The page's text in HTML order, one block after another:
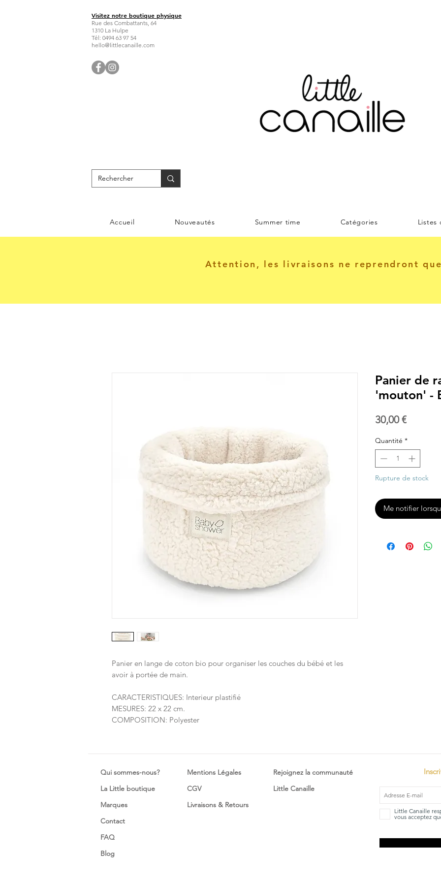
Visitez notre boutique physique
Rue des Combattants, 64
1310 La Hulpe
Tél: 0494 63 97 54
hello@littlecanaille.com
Accueil Nouveautés Summer time Catégories Listes
Attention, les livraisons ne reprendront
Panier en lange de coton bio pour organiser les couches du bébé et les
avoir à portée de main.
CARACTERISTIQUES: Interieur plastifié
MESURES: 22 x 22 cm.
COMPOSITION: Polyester
Panier de
'mouton' -
30,00 €Prix
Quantité *
Rupture de stock
Me notifier
Qui sommes-nous?
La Little boutique
Marques
Contact
FAQ
Blog
Mentions Légales
CGV
Livraisons & Retours
Rejoignez la communauté
Little Canaille
Little Canaille
vous acceptez